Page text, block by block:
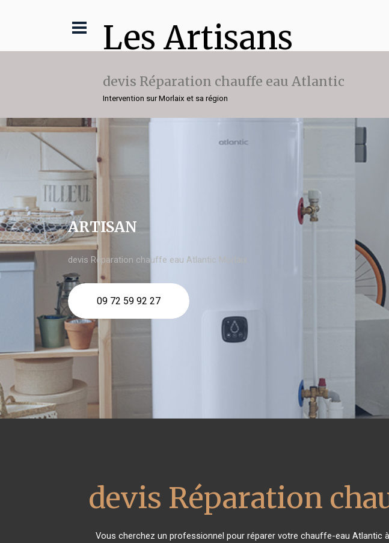
Les Artisans
devis Réparation chauffe eau Atlantic
Intervention sur Morlaix et sa région
ARTISAN
devis Réparation chauffe eau Atlantic Morlaix
09 72 59 92 27
devis Réparation
Vous cherchez un professionnel pour réparer votre chauffe-eau Atlantic à